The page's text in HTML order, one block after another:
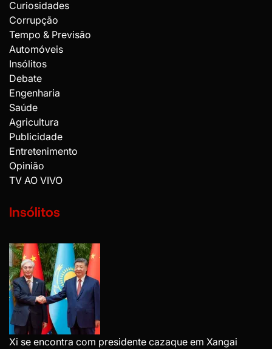
Curiosidades
Corrupção
Tempo & Previsão
Automóveis
Insólitos
Debate
Engenharia
Saúde
Agricultura
Publicidade
Entretenimento
Opinião
TV AO VIVO
Insólitos
Xi se encontra com presidente cazaque em Xangai